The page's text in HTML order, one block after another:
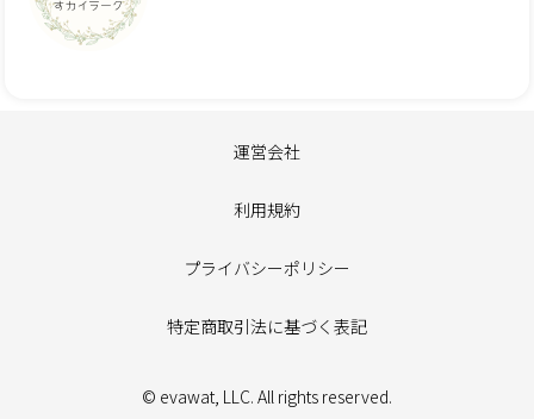
運営会社
利用規約
プライバシーポリシー
特定商取引法に基づく表記
© evawat, LLC. All rights reserved.